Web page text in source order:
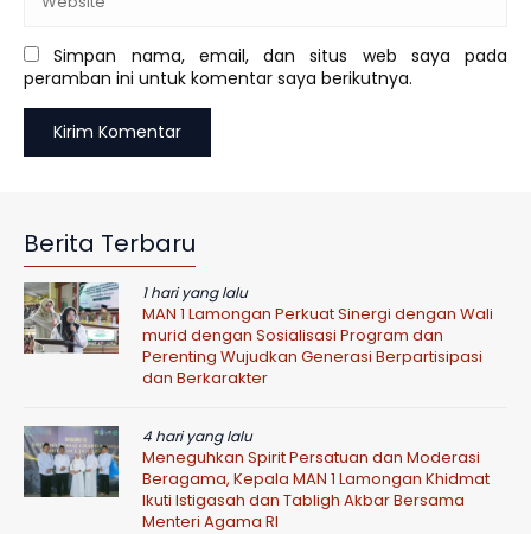
Simpan nama, email, dan situs web saya pada
peramban ini untuk komentar saya berikutnya.
Berita Terbaru
1 hari yang lalu
MAN 1 Lamongan Perkuat Sinergi dengan Wali
murid dengan Sosialisasi Program dan
Perenting Wujudkan Generasi Berpartisipasi
dan Berkarakter
4 hari yang lalu
Meneguhkan Spirit Persatuan dan Moderasi
Beragama, Kepala MAN 1 Lamongan Khidmat
Ikuti Istigasah dan Tabligh Akbar Bersama
Menteri Agama RI